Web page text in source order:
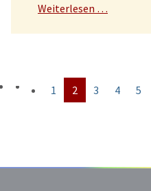
Weiterlesen …
1 2 3 4 5